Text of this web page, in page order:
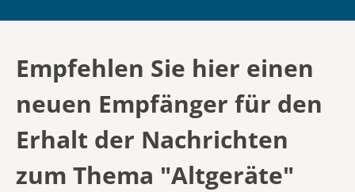
Empfehlen Sie hier einen
neuen Empfänger für den
Erhalt der Nachrichten
zum Thema "Altgeräte"